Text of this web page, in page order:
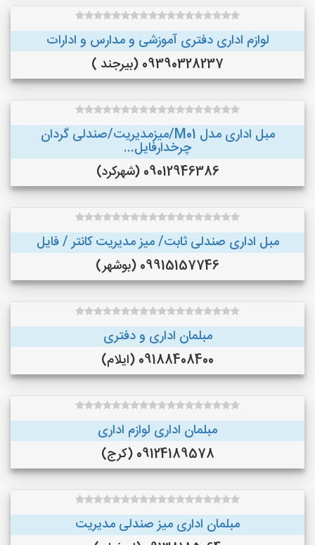
لوازم اداری دفتری آموزشی و مدارس و ادارات
09390328237 (بیرجند )
مبل اداری مدل M01/میزمدیریت/صندلی گردان
چرخدارفایل...
09012946386 (شهرکرد)
مبل اداری صندلی ثابت/ میز مدیریت کانتر / فایل
09915157746 (بوشهر)
مبلمان اداری و دفتری
09188408400 (ایلام)
مبلمان اداری لوازم اداری
09124189578 (کرج)
مبلمان اداری میز صندلی مدیریت